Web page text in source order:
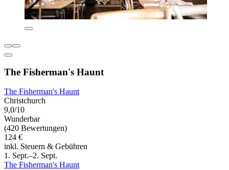
The Fisherman's Haunt
The Fisherman's Haunt
Christchurch
9,0/10
Wunderbar
(420 Bewertungen)
124 €
inkl. Steuern & Gebühren
1. Sept.–2. Sept.
The Fisherman's Haunt